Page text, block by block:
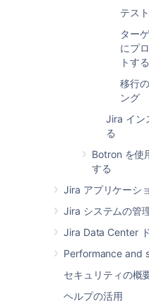
テス
ター
にプ
トする
移行
ング
Jira イン
る
Botron を使
する
Jira アプリケーシ
Jira システムの管
Jira Data Center
Performance and
セキュリティの概
ヘルプの活用
の会社を買収
JIRA インスタ
インスタンス
を別のインス
べてのプロジ
ユーザー ライ
会社は、Jira
ています。1
ス、もう 1 つ
ンスです。大
ブに動作して
の場合、小さ
ロジェクトを
きます。
Project
次のガイドでは、
を利用してプロジェ